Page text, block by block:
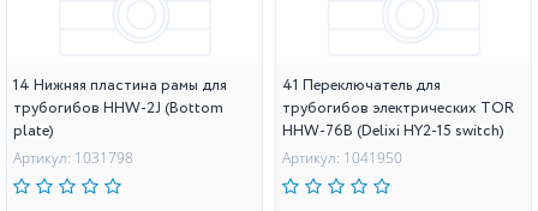
14 Нижняя пластина рамы для
трубогибов HHW-2J (Bottom
plate)
Артикул: 1031798
41 Переключатель для
трубогибов электрических TOR
HHW-76B (Delixi HY2-15 switch)
Артикул: 1041950